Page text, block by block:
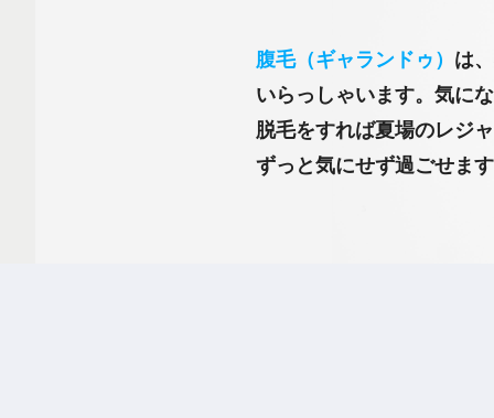
腹毛（ギャランドゥ） は
いらっしゃいます。気に
脱毛をすれば夏場のレジ
ずっと気にせず過ごせま